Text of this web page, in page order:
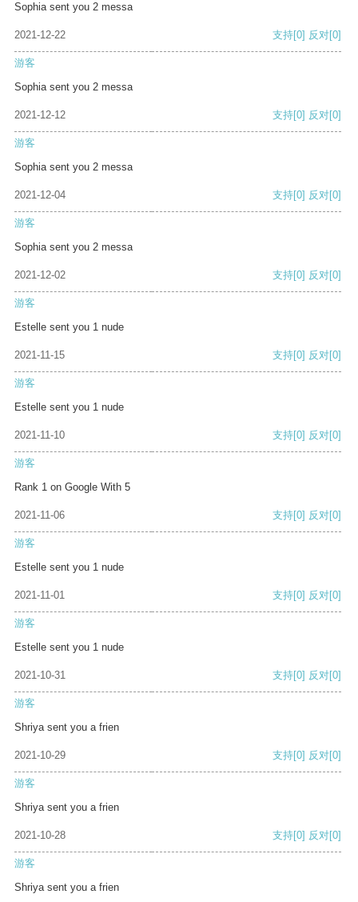
Sophia sent you 2 messa
2021-12-22 支持[0] 反对[0]
游客
Sophia sent you 2 messa
2021-12-12 支持[0] 反对[0]
游客
Sophia sent you 2 messa
2021-12-04 支持[0] 反对[0]
游客
Sophia sent you 2 messa
2021-12-02 支持[0] 反对[0]
游客
Estelle sent you 1 nude
2021-11-15 支持[0] 反对[0]
游客
Estelle sent you 1 nude
2021-11-10 支持[0] 反对[0]
游客
Rank 1 on Google With 5
2021-11-06 支持[0] 反对[0]
游客
Estelle sent you 1 nude
2021-11-01 支持[0] 反对[0]
游客
Estelle sent you 1 nude
2021-10-31 支持[0] 反对[0]
游客
Shriya sent you a frien
2021-10-29 支持[0] 反对[0]
游客
Shriya sent you a frien
2021-10-28 支持[0] 反对[0]
游客
Shriya sent you a frien